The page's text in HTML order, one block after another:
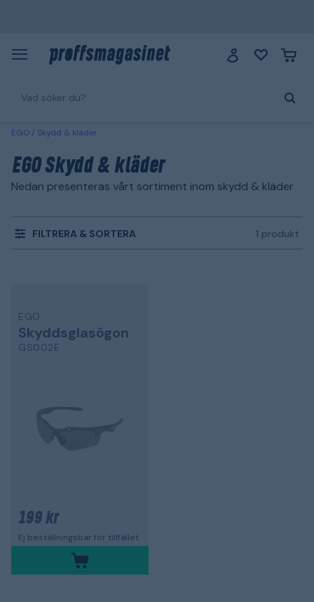
EGO Skydd & kläder
EGO Skydd & kläder
Nedan presenteras vårt sortiment inom skydd & kläder
FILTRERA & SORTERA 1 produkt
EGO
Skyddsglasögon
GS002E
199 kr
Ej beställningsbar för tillfället